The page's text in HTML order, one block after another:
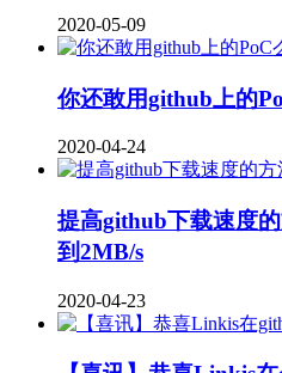
2020-05-09
你还敢用github上的
2020-04-24
提高github下载速度
到2MB/s
2020-04-23